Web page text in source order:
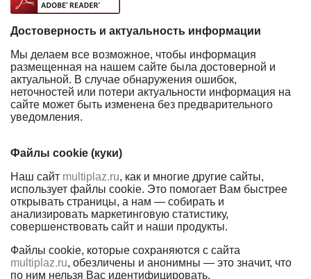
Достоверность и актуальность информации
Мы делаем все возможное, чтобы информация
размещенная на нашем сайте была достоверной и
актуальной. В случае обнаружения ошибок,
неточностей или потери актуальности информация на
сайте может быть изменена без предварительного
уведомления.
Файлы cookie (куки)
Наш сайт multiplaz.ru, как и многие другие сайты,
использует файлы cookie. Это помогает Вам быстрее
открывать страницы, а нам — собирать и
анализировать маркетинговую статистику,
совершенствовать сайт и наши продукты.
Файлы сookie, которые сохраняются с сайта
multiplaz.ru, обезличены и анонимны — это значит, что
по ним нельзя Вас идентифицировать.